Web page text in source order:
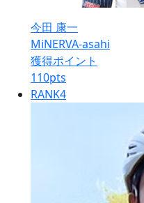
今田 康一
MiNERVA-asahi
獲得ポイント
110pts
RANK4